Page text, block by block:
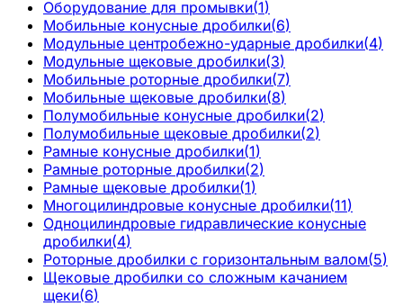
Оборудование для промывки(1)
Мобильные конусные дробилки(6)
Модульные центробежно-ударные дробилки(4)
Модульные щековые дробилки(3)
Мобильные роторные дробилки(7)
Мобильные щековые дробилки(8)
Полумобильные конусные дробилки(2)
Полумобильные щековые дробилки(2)
Рамные конусные дробилки(1)
Рамные роторные дробилки(2)
Рамные щековые дробилки(1)
Многоцилиндровые конусные дробилки(11)
Одноцилиндровые гидравлические конусные
дробилки(4)
Роторные дробилки с горизонтальным валом(5)
Щековые дробилки со сложным качанием
щеки(6)